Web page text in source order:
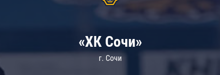
«ХК Сочи»
г. Сочи